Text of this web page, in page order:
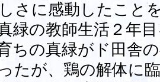
さに感動したこと
緑の教師生活２年
ちの真緑がド田舎
たが、鶏の解体に